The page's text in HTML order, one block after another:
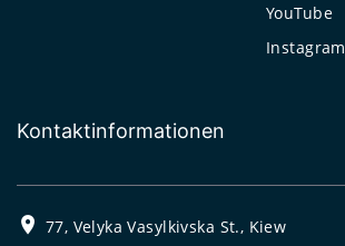
YouTube
Instagram
Kontaktinformationen
77, Velyka Vasylkivska St., Kiew